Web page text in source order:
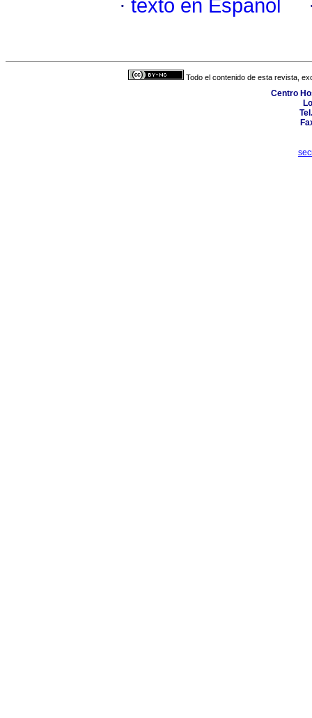
· texto en Español
Todo el contenido de esta revista,
Centro